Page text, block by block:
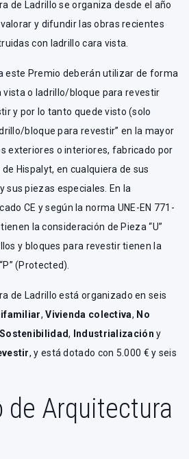
de Ladrillo se organiza desde el año
y difundir las obras recientes
con ladrillo cara vista.
este Premio deberán utilizar de forma
o ladrillo/bloque para revestir
y por lo tanto quede visto (solo
bloque para revestir” en la mayor
exteriores o interiores, fabricado por
Hispalyt, en cualquiera de sus
piezas especiales. En la
CE y según la norma UNE-EN 771-
la consideración de Pieza “U”
y bloques para revestir tienen la
(Protected).
de Ladrillo está organizado en seis
,Vivienda colectiva, No
Sostenibilidad, Industrializacióny
, y está dotado con 5.000 € y seis
de Arquitectura